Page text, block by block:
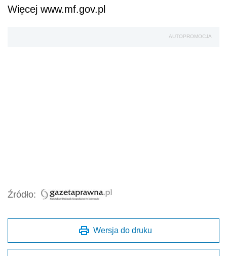
Więcej www.mf.gov.pl
AUTOPROMOCJA
Źródło:
Wersja do druku